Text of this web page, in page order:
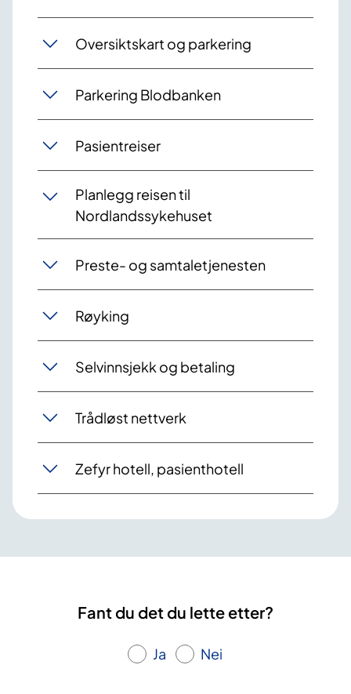
Oversiktskart og parkering
Parkering Blodbanken
Pasientreiser
Planlegg reisen til
Nordlandssykehuset
Preste- og samtaletjenesten
Røyking
Selvinnsjekk og betaling
Trådløst nettverk
Zefyr hotell, pasienthotell
Fant du det du lette etter?
Ja Nei